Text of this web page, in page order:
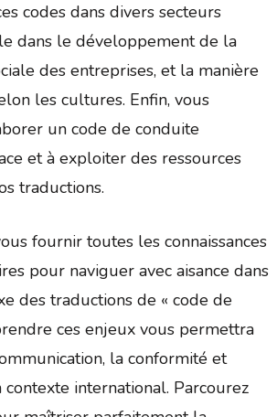
codes dans divers secteurs
dans le développement de la
des entreprises, et la manière
les cultures. Enfin, vous
un code de conduite
et à exploiter des ressources
traductions.
fournir toutes les connaissances
pour naviguer avec aisance dans
des traductions de « code de
ces enjeux vous permettra
la conformité et
contexte international. Parcourez